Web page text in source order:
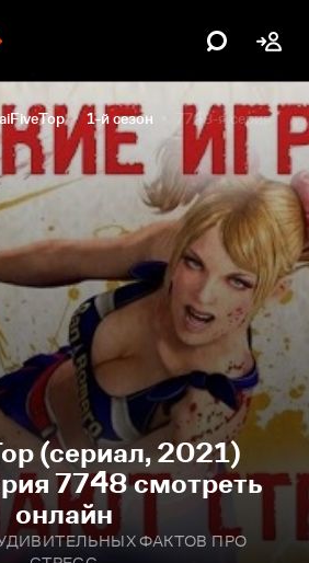
1-й сезон 7748-я серия
(сериал, 2021)
7748 смотреть
онлайн
УДИВИТЕЛЬНЫХ ФАКТОВ ПРО